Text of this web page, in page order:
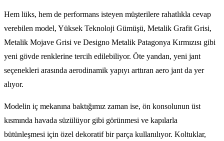
Hem lüks, hem de performans isteyen müşterilere rahatlıkla cevap
verebilen model, Yüksek Teknoloji Gümüşü, Metalik Grafit Grisi,
Metalik Mojave Grisi ve Designo Metalik Patagonya Kırmızısı gibi
yeni gövde renklerine tercih edilebiliyor. Öte yandan, yeni jant
seçenekleri arasında aerodinamik yapıyı arttıran aero jant da yer
alıyor.
Modelin iç mekanına baktığımız zaman ise, ön konsolunun üst
kısmında havada süzülüyor gibi görünmesi ve kapılarla
bütünleşmesi için özel dekoratif bir parça kullanılıyor. Koltuklar,